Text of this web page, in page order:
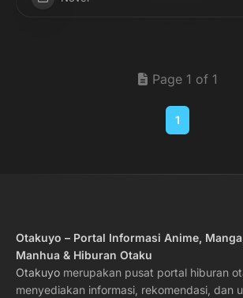
Page 1 of 1
1
Otakuyo – Portal Informasi Anime,
Manhua & Hiburan Otaku
Otakuyo merupakan pusat portal hiburan
menyediakan informasi, rekomendasi, dan